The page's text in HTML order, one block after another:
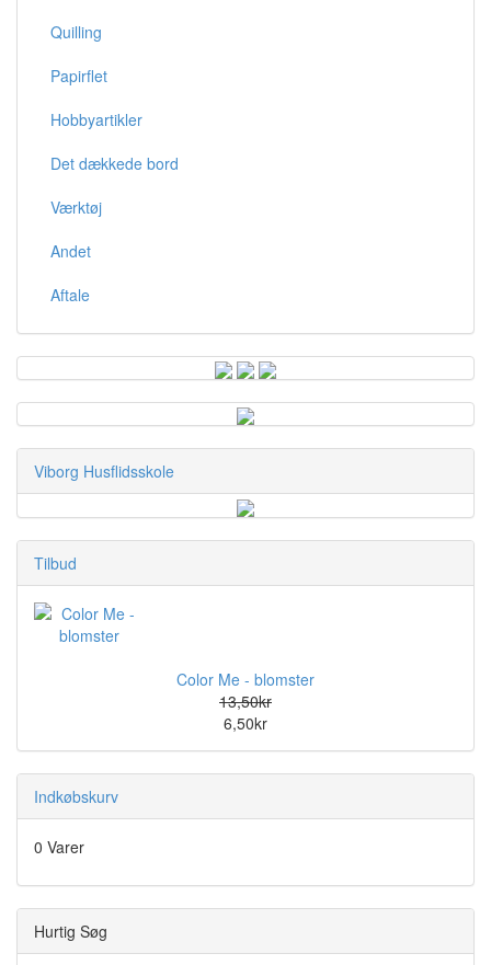
Quilling
Papirflet
Hobbyartikler
Det dækkede bord
Værktøj
Andet
Aftale
Viborg Husflidsskole
Tilbud
Color Me - blomster
13,50kr
6,50kr
Indkøbskurv
0 Varer
Hurtig Søg